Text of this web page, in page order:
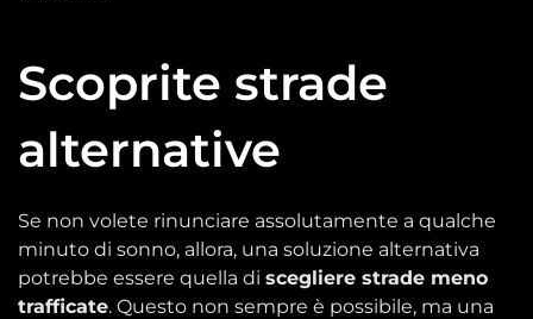
Scoprite strade
alternative
Se non volete rinunciare assolutamente a qualche
minuto di sonno, allora, una soluzione alternativa
potrebbe essere quella di scegliere strade meno
trafficate. Questo non sempre è possibile, ma una